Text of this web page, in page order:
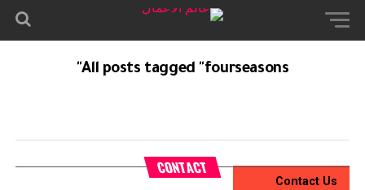
All posts tagged "fourseasons"
CONTACT
Contact Us